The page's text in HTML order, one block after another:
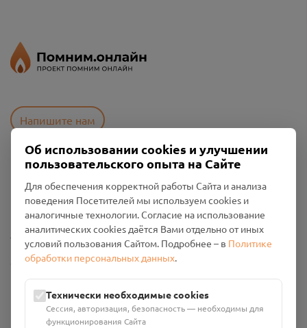
Напишите нам
Политика конфиденциальности
Промо-материалы
Настройки cookies
Общество с ограниченной ответственностью «Смоленский
Проект Помним»
ИНН: 6700029207 ОГРН: 1256700001986
Юридический адрес: 216790, Смоленская область, р-н
Руднянский, г. Рудня, улица Западная, д. 26А, пом. 18
Об использовании cookies и улучшении
пользовательского опыта на Сайте
Для обеспечения корректной работы Сайта и анализа
поведения Посетителей мы используем cookies и
аналогичные технологии. Согласие на использование
аналитических cookies даётся Вами отдельно от иных
условий пользования Сайтом. Подробнее – в Политике
обработки персональных данных.
Технически необходимые cookies
Сессия, авторизация, безопасность — необходимы для
функционирования Сайта